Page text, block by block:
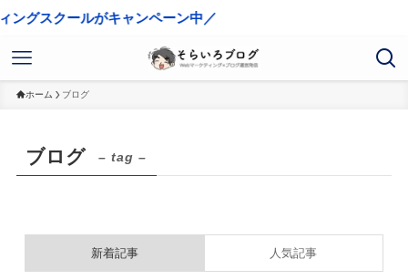
スクールがキャンペーン中／
ホーム ブログ
ブログ – tag –
新着記事 人気記事